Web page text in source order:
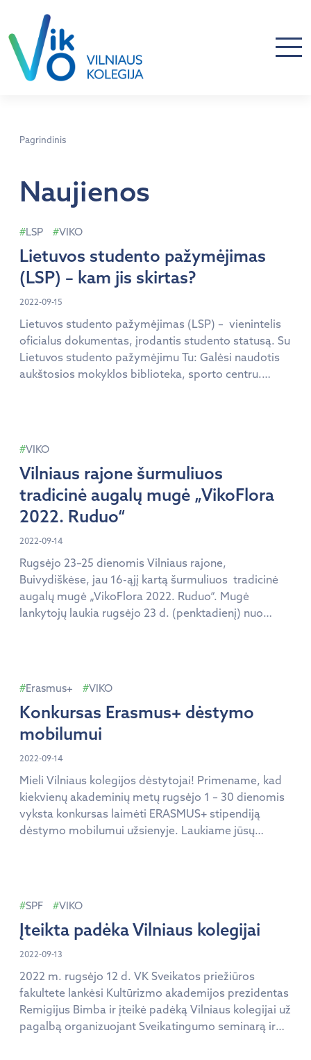
Pagrindinis
Naujienos
LSP VIKO
Lietuvos studento pažymėjimas
(LSP) – kam jis skirtas?
2022-09-15
Lietuvos studento pažymėjimas (LSP) – vienintelis
oficialus dokumentas, įrodantis studento statusą. Su
Lietuvos studento pažymėjimu Tu: Galėsi naudotis
aukštosios mokyklos biblioteka, sporto centru.
naudojantis aukštosios mokyklos privalumais, bet ir
kolekcionuojant partnerių nuolaidas! Visą […]
VIKO
Vilniaus rajone šurmuliuos
tradicinė augalų mugė „VikoFlora
2022. Ruduo“
2022-09-14
Rugsėjo 23–25 dienomis Vilniaus rajone,
Buivydiškėse, jau 16-ąjį kartą šurmuliuos tradicinė
augalų mugė „VikoFlora 2022. Ruduo“. Mugė
lankytojų laukia rugsėjo 23 d. (penktadienį) nuo
Erasmus+ VIKO
Konkursas Erasmus+ dėstymo
mobilumui
2022-09-14
Mieli Vilniaus kolegijos dėstytojai! Primename, kad
kiekvienų akademinių metų rugsėjo 1 – 30 dienomis
vyksta konkursas laimėti ERASMUS+ stipendiją
dėstymo mobilumui užsienyje. Laukiame jūsų
SPF VIKO
Įteikta padėka Vilniaus kolegijai
2022-09-13
2022 m. rugsėjo 12 d. VK Sveikatos priežiūros
fakultete lankėsi Kultūrizmo akademijos prezidentas
Remigijus Bimba ir įteikė padėką Vilniaus kolegijai už
pagalbą organizuojant Sveikatingumo seminarą ir